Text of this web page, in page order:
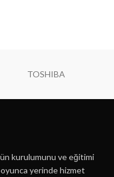
TOSHIBA
kurulumunu ve eğitimi
yerinde hizmet